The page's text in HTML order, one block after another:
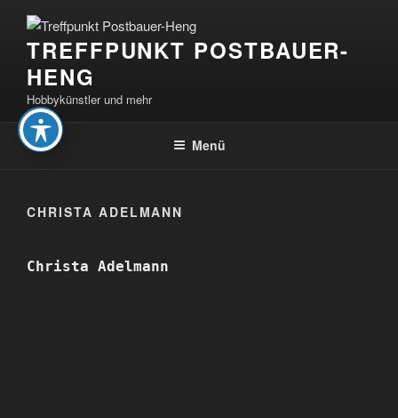
Inhalt
springenTREFFPUNKT POSTBAUER-
HENG
Hobbykünstler und mehr
Menü
CHRISTA ADELMANN
Christa Adelmann